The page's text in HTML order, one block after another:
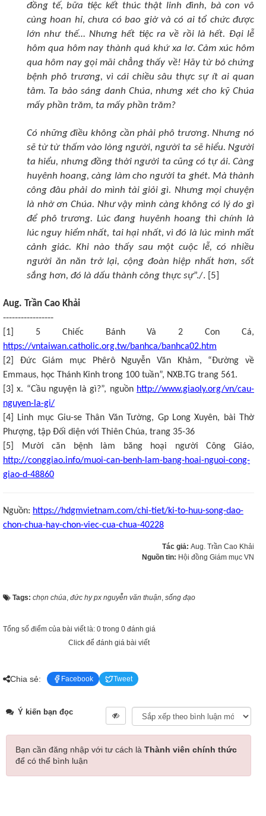
đồng tế, bữa tiệc kết thúc thật linh đình, bà con vô
cùng hoan hỉ, chưa có bao giờ và có ai tổ chức được
lớn như thế… Nhưng hết tiệc ra về rồi là hết. Đại lễ
hôm qua hôm nay thành quá khứ xa lơ. Cảm xúc hôm
qua hôm nay gọi mãi chẳng thấy về! Hãy từ bỏ chứng
bệnh phô trương, vì cái chiều sâu thực sự ít ai quan
tâm. Ta bảo sáng danh Chúa, nhưng xét cho kỹ Chúa
mấy phần trăm, ta mấy phần trăm?
Có những điều không cần phải phô trương. Nhưng nó
sẽ từ từ thấm vào lòng người, người ta sẽ hiểu. Người
ta hiểu, nhưng đồng thời người ta cũng có tự ái. Càng
huyênh hoang, càng làm cho người ta ghét. Mà thành
công đâu phải do mình tài giỏi gì. Nhưng mọi chuyện
là nhờ ơn Chúa. Như vậy mình càng không có lý do gì
để phô trương. Lúc đang huyênh hoang thì chính là
lúc nguy hiểm nhất, tai hại nhất, vì đó là lúc mình mất
cảnh giác. Khi nào thấy sau một cuộc lễ, có nhiều
người ăn năn trở lại, cộng đoàn hiệp nhất hơn, sốt
sắng hơn, đó là dấu thành công thực sự”./. [5]
Aug. Trần Cao Khải
-----------------
[1] 5 Chiếc Bánh Và 2 Con Cá,
https://vntaiwan.catholic.org.tw/banhca/banhca02.htm
[2] Đức Giám mục Phêrô Nguyễn Văn Khảm, “Đường về
Emmaus, học Thánh Kinh trong 100 tuần”, NXB.TG trang 561.
[3] x. “Cầu nguyện là gì?”, nguồn http://www.giaoly.org/vn/cau-
nguyen-la-gi/
[4] Linh mục Giu-se Thân Văn Tường, Gp Long Xuyên, bài Thờ
Phượng, tập Đối diện với Thiên Chúa, trang 35-36
[5] Mười căn bệnh làm băng hoại người Công Giáo,
http://conggiao.info/muoi-can-benh-lam-bang-hoai-nguoi-cong-
giao-d-48860
Nguồn: https://hdgmvietnam.com/chi-tiet/ki-to-huu-song-dao-
chon-chua-hay-chon-viec-cua-chua-40228
Tác giả: Aug. Trần Cao Khải
Nguồn tin: Hội đồng Giám mục VN
Tags: chọn chúa, đức hy px nguyễn văn thuận, sống đạo
Tổng số điểm của bài viết là: 0 trong 0 đánh giá
Click để đánh giá bài viết
Chia sẻ: Facebook Tweet
Ý kiến bạn đọc
Bạn cần đăng nhập với tư cách là Thành viên chính thức
để có thể bình luận